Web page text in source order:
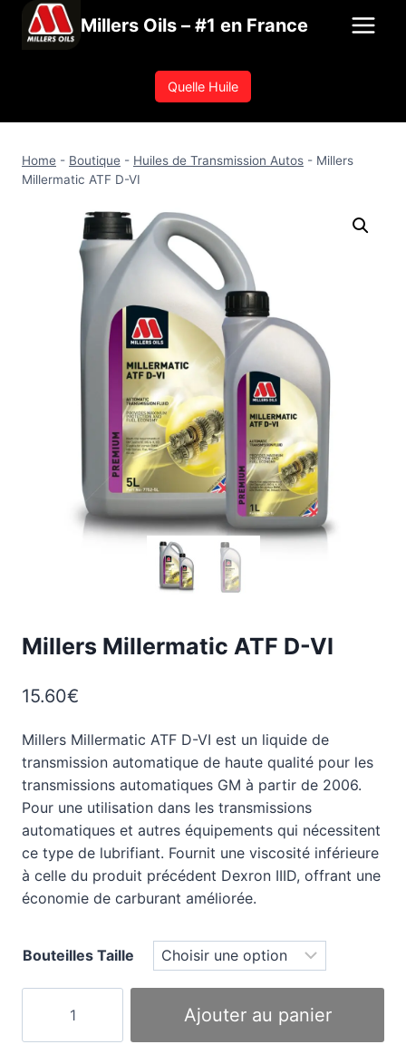
Millers Oils – #1 en France
Quelle Huile
Home - Boutique - Huiles de Transmission Autos - Millers
Millermatic ATF D-VI
Millers Millermatic ATF D-VI
15.60€
Millers Millermatic ATF D-VI est un liquide de
transmission automatique de haute qualité pour les
transmissions automatiques GM à partir de 2006.
Pour une utilisation dans les transmissions
automatiques et autres équipements qui nécessitent
ce type de lubrifiant. Fournit une viscosité inférieure
à celle du produit précédent Dexron IIID, offrant une
économie de carburant améliorée.
Bouteilles Taille
Millers
Ajouter au panier